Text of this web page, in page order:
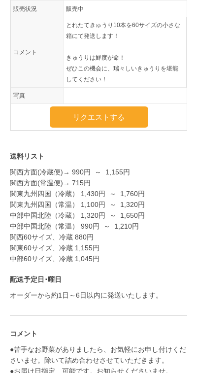
販売状況 販売中
コメント
とれたてきゅうり10本を60サイズの小さな
箱にて発送します！
きゅうりは鮮度が命！
ぜひこの機会に、瑞々しいきゅうりを堪能
してください！
写真
リクエストする
送料リスト
関西方面(冷蔵便)→ 990円 ～ 1,155円
関西方面(常温便)→ 715円
関東九州四国（冷蔵）
1,430円 ～ 1,760円
関東九州四国（常温）
1,100円 ～ 1,320円
中部中国北陸（冷蔵）
1,320円 ～ 1,650円
中部中国北陸（常温）
990円 ～ 1,210円
関西60サイズ、冷蔵 880円
関東60サイズ、冷蔵 1,155円
中部60サイズ、冷蔵 1,045円
配送予定日･曜日
オーダーから約1日～6日以内に発送いたします。
コメント
●苦手なお野菜がありましたら、お気軽にお申し付けくだ
さいませ。除いて詰め合わせさせていただきます。
●お届け日指定、可能です。お知らせくださいませ。